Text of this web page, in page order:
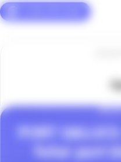
PORT
futur port
Panneau de gestion des